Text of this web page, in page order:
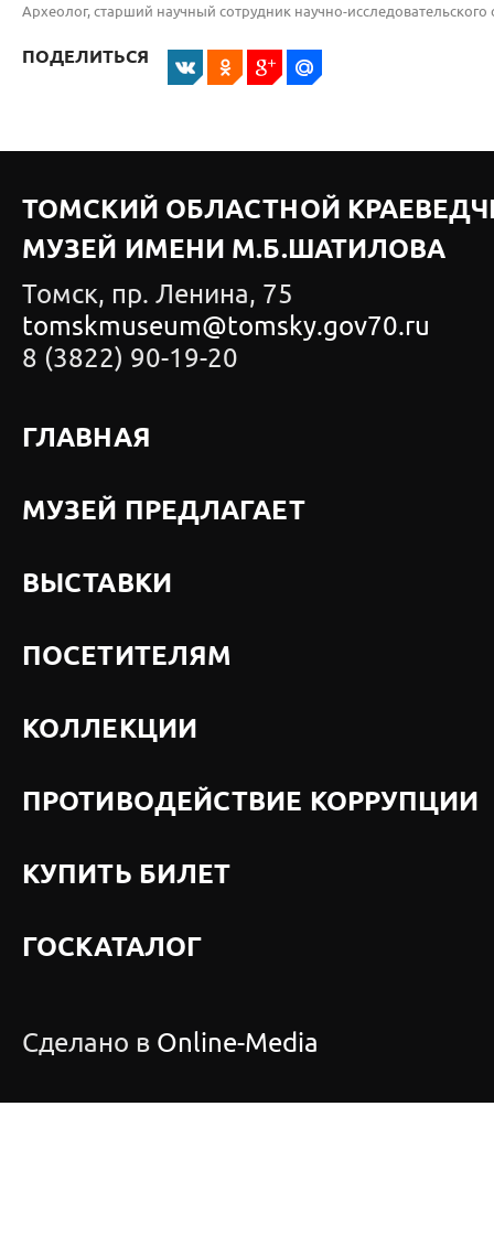
Археолог, старший научный сотрудник научно-
ПОДЕЛИТЬСЯ
ТОМСКИЙ ОБЛАСТНОЙ
МУЗЕЙ ИМЕНИ М.Б.ШАТИЛОВА
Томск, пр. Ленина, 75
tomskmuseum@tomsky.gov70.ru
8 (3822) 90-19-20
ГЛАВНАЯ
МУЗЕЙ ПРЕДЛАГАЕТ
ВЫСТАВКИ
ПОСЕТИТЕЛЯМ
КОЛЛЕКЦИИ
ПРОТИВОДЕЙСТВИЕ КОРРУПЦИИ
КУПИТЬ БИЛЕТ
ГОСКАТАЛОГ
Сделано в Online-Media